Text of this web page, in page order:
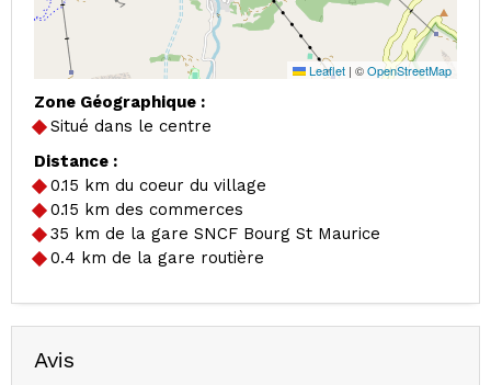
Leaflet | ©OpenStreetMap
Zone Géographique :
Situé dans le centre
Distance :
0.15 km du coeur du village
0.15 km des commerces
35 km de la gare SNCF Bourg St Maurice
0.4 km de la gare routière
Avis